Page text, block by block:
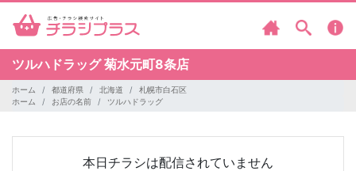
ツルハドラッグ菊水元町8条店
ホーム 都道府県 北海道
札幌市白石区
ホーム
お店の名前 ツルハドラッグ
本日チラシは配信されていません